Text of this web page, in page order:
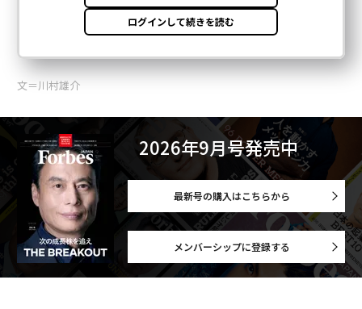
文＝川村雄介
2026年9月号発売中
最新号の購入はこちらから
メンバーシップに登録する